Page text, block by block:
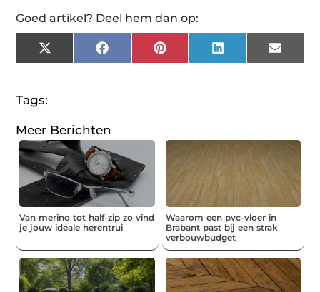
Goed artikel? Deel hem dan op:
X
(Twitter)
FacebookPinterestLinkedInEmail
Tags:
Meer Berichten
Van merino tot half-zip zo vind
je jouw ideale herentrui
Waarom een pvc-vloer in
Brabant past bij een strak
verbouwbudget